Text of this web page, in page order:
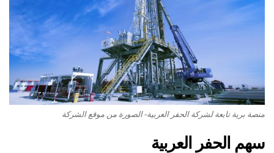
منصة برية تابعة لشركة الحفر العربية- الصورة من موقع الشركة
سهم الحفر العربية